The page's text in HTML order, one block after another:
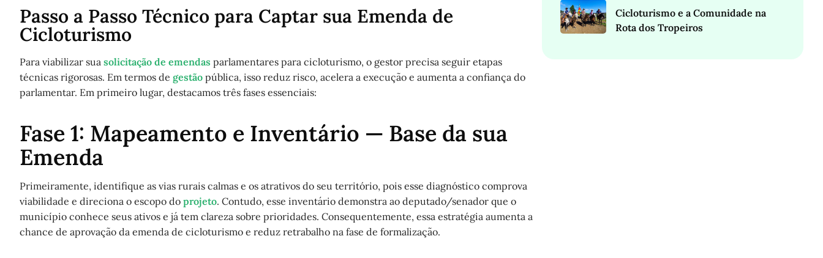
Passo a Passo Técnico para Captar sua Emenda de
Cicloturismo
Para viabilizar sua solicitação de emendas parlamentares para cicloturismo, o gestor precisa seguir etapas
técnicas rigorosas. Em termos de gestão pública, isso reduz risco, acelera a execução e aumenta a confiança do
parlamentar. Em primeiro lugar, destacamos três fases essenciais:
Fase 1: Mapeamento e Inventário — Base da sua
Emenda
Primeiramente, identifique as vias rurais calmas e os atrativos do seu território, pois esse diagnóstico comprova
viabilidade e direciona o escopo do projeto. Contudo, esse inventário demonstra ao deputado/senador que o
município conhece seus ativos e já tem clareza sobre prioridades. Consequentemente, essa estratégia aumenta a
chance de aprovação da emenda de cicloturismo e reduz retrabalho na fase de formalização.
Cicloturismo e a Comunidade na
Rota dos Tropeiros